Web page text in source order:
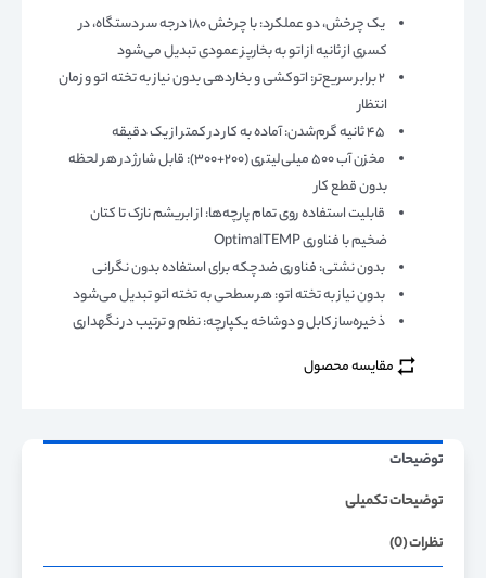
یک چرخش، دو عملکرد: با چرخش ۱۸۰ درجه سر دستگاه، در
کسری از ثانیه از اتو به بخارپز عمودی تبدیل می‌شود
۲ برابر سریع‌تر: اتوکشی و بخاردهی بدون نیاز به تخته اتو و زمان
انتظار
مخزن آب ۵۰۰ میلی‌لیتری (۲۰۰+۳۰۰): قابل شارژ در هر لحظه
بدون قطع کار
قابلیت استفاده روی تمام پارچه‌ها: از ابریشم نازک تا کتان
ضخیم با فناوری OptimalTEMP
بدون نشتی: فناوری ضدچکه برای استفاده بدون نگرانی
بدون نیاز به تخته اتو: هر سطحی به تخته اتو تبدیل می‌شود
ذخیره‌ساز کابل و دوشاخه یکپارچه: نظم و ترتیب در نگهداری
مقایسه محصول
توضیحات
توضیحات تکمیلی
نظرات (0)